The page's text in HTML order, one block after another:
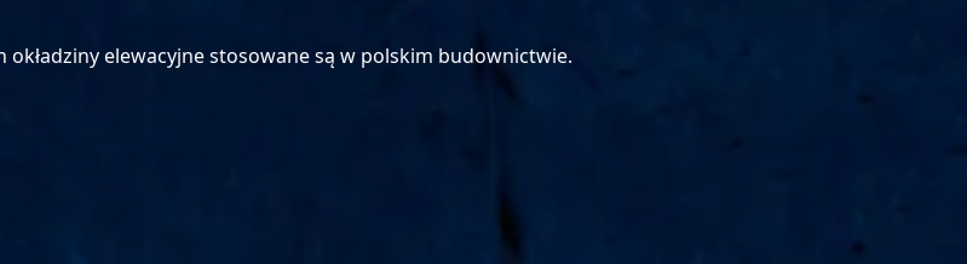
elewacyjne stosowane są w polskim budownictwie.